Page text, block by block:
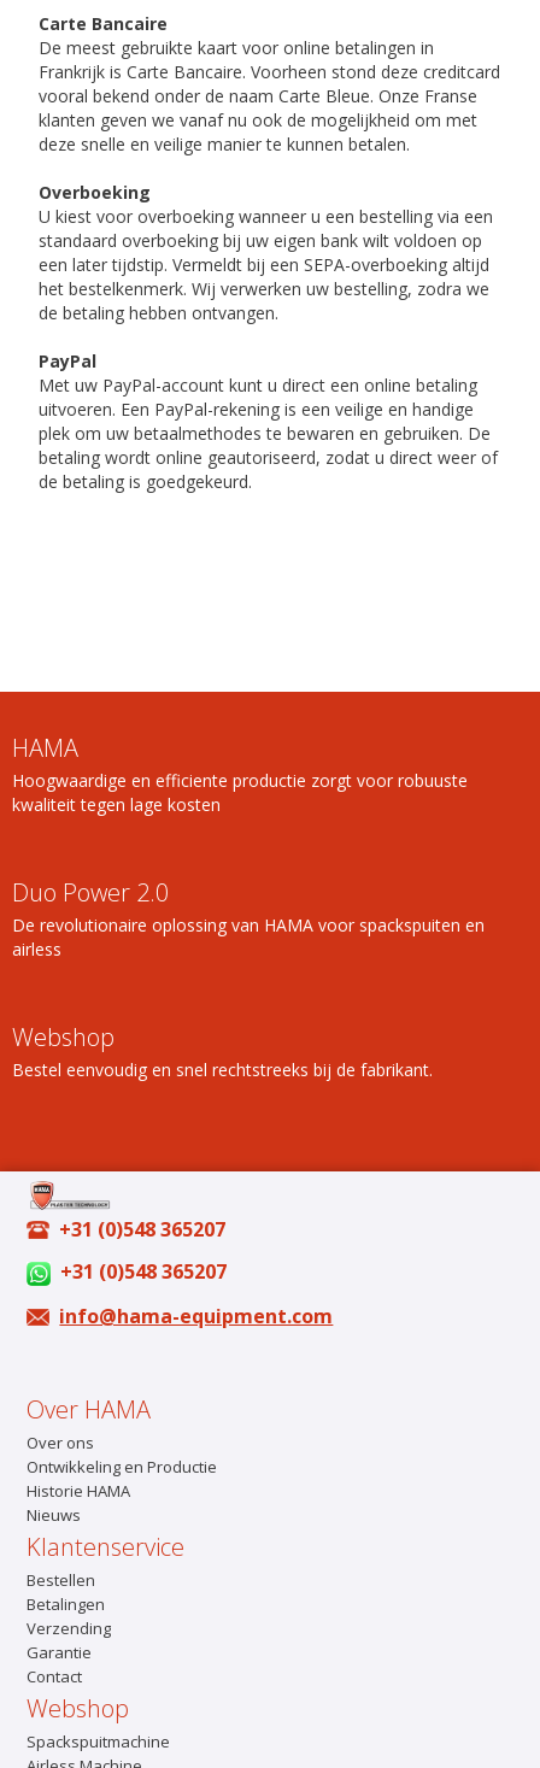
Carte Bancaire
De meest gebruikte kaart voor online betalingen in
Frankrijk is Carte Bancaire. Voorheen stond deze creditcard
vooral bekend onder de naam Carte Bleue. Onze Franse
klanten geven we vanaf nu ook de mogelijkheid om met
deze snelle en veilige manier te kunnen betalen.
Overboeking
U kiest voor overboeking wanneer u een bestelling via een
standaard overboeking bij uw eigen bank wilt voldoen op
een later tijdstip. Vermeldt bij een SEPA-overboeking altijd
het bestelkenmerk. Wij verwerken uw bestelling, zodra we
de betaling hebben ontvangen.
PayPal
Met uw PayPal-account kunt u direct een online betaling
uitvoeren. Een PayPal-rekening is een veilige en handige
plek om uw betaalmethodes te bewaren en gebruiken. De
betaling wordt online geautoriseerd, zodat u direct weer of
de betaling is goedgekeurd.
HAMA
Hoogwaardige en efficiente productie zorgt voor robuuste
kwaliteit tegen lage kosten
Duo Power 2.0
De revolutionaire oplossing van HAMA voor spackspuiten en
airless
Webshop
Bestel eenvoudig en snel rechtstreeks bij de fabrikant.
+31 (0)548 365207
+31 (0)548 365207
info@hama-equipment.com
Over HAMA
Over ons
Ontwikkeling en Productie
Historie HAMA
Nieuws
Klantenservice
Bestellen
Betalingen
Verzending
Garantie
Contact
Webshop
Spackspuitmachine